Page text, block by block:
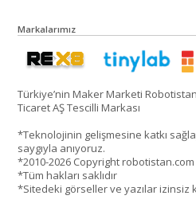
Markalarımız
Türkiye’nin Maker Marketi
Ticaret AŞ Tescilli Markası
*Teknolojinin gelişmesine katkı
saygıyla anıyoruz.
*2010-2026 Copyright robotistan.com
*Tüm hakları saklıdır
*Sitedeki görseller ve yazılar izinsiz